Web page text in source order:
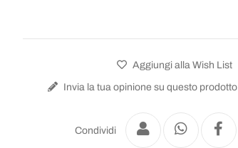
Aggiungi alla Wish List
Invia la tua opinione su questo prodotto
Condividi